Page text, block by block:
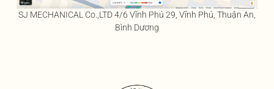
SJ MECHANICAL Co.,LTD 4/6 Vĩnh Phú 29, Vĩnh Phú, Thuận An,
Bình Dương